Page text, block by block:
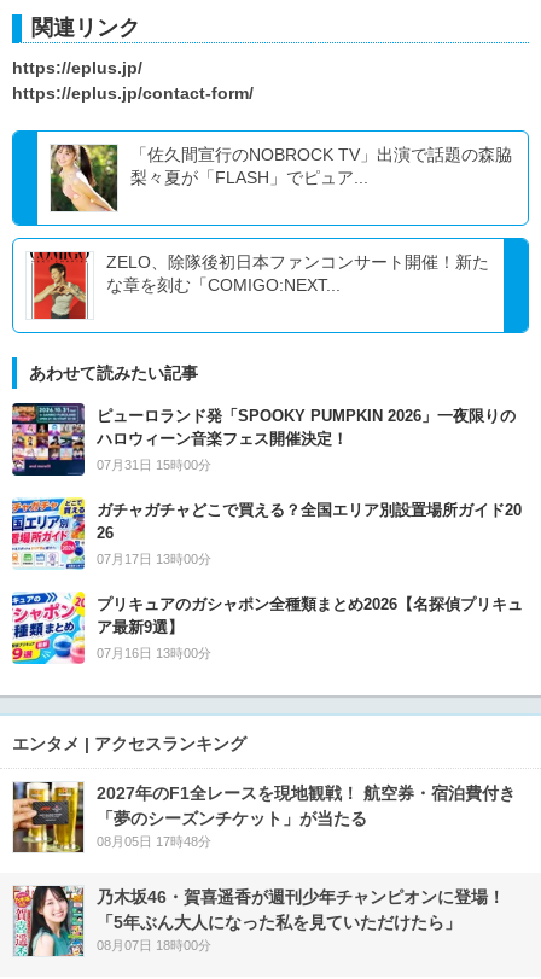
関連リンク
https://eplus.jp/
https://eplus.jp/contact-form/
「佐久間宣行のNOBROCK TV」出演で話題の森脇
梨々夏が「FLASH」でピュア...
ZELO、除隊後初日本ファンコンサート開催！新た
な章を刻む「COMIGO:NEXT...
あわせて読みたい記事
ピューロランド発「SPOOKY PUMPKIN 2026」一夜限りの
ハロウィーン音楽フェス開催決定！
07月31日 15時00分
ガチャガチャどこで買える？全国エリア別設置場所ガイド20
26
07月17日 13時00分
プリキュアのガシャポン全種類まとめ2026【名探偵プリキュ
ア最新9選】
07月16日 13時00分
エンタメ | アクセスランキング
2027年のF1全レースを現地観戦！ 航空券・宿泊費付き
「夢のシーズンチケット」が当たる
08月05日 17時48分
乃木坂46・賀喜遥香が週刊少年チャンピオンに登場！
「5年ぶん大人になった私を見ていただけたら」
08月07日 18時00分